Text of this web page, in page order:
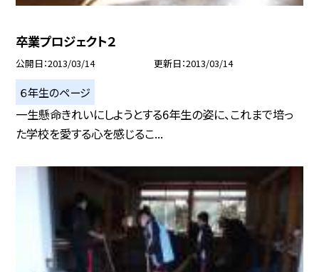
卒業プロジェクト２
公開日 2013/03/14 更新日 2013/03/14
６年生のページ
一生懸命きれいにしようとする6年生の姿に、これまで培っ
た学校を愛する心を感じるこ...